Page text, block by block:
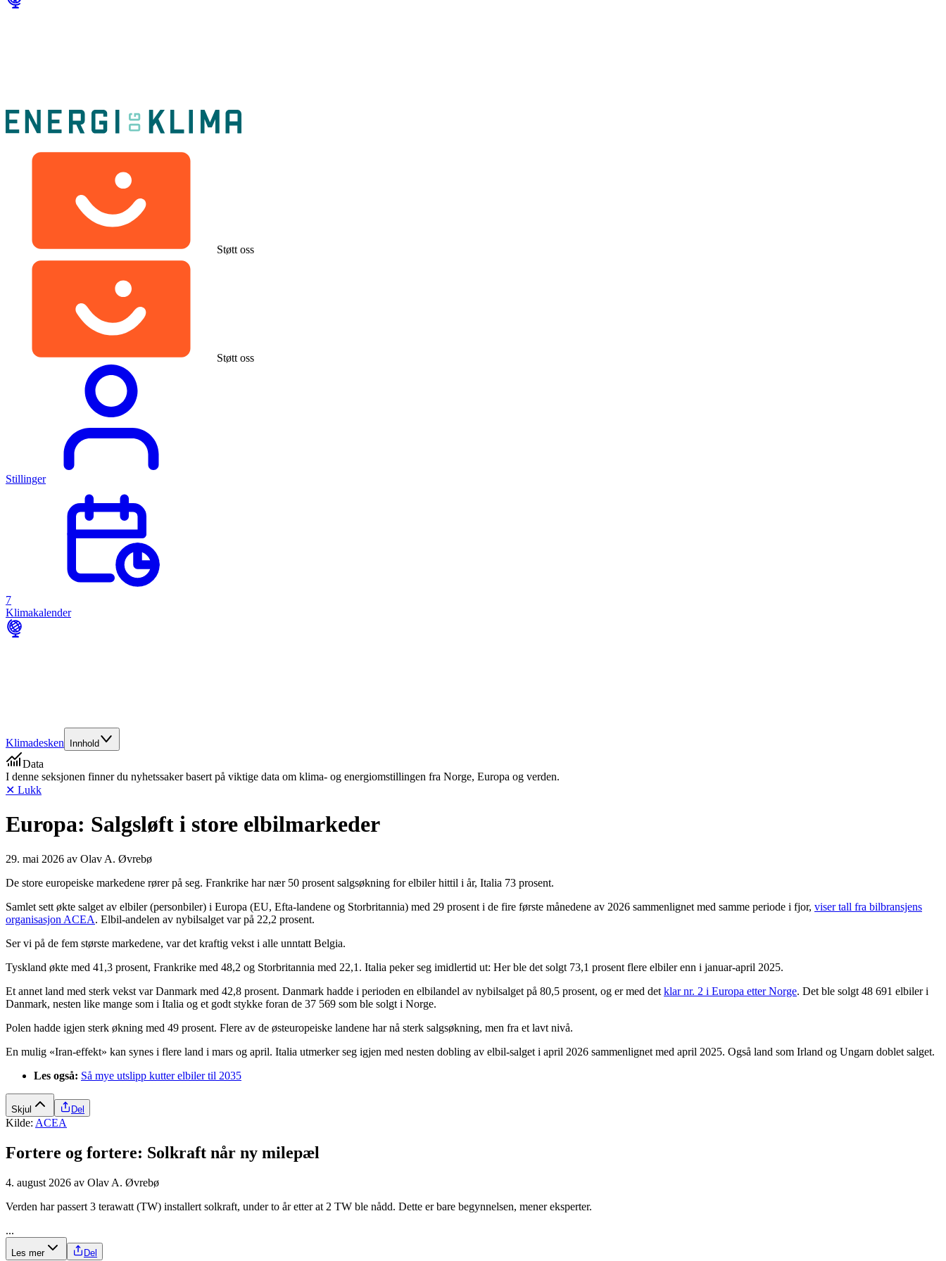
Støtt oss
Støtt oss
Stillinger
7
Klimakalender
Klimadesken Innhold
Data
I denne seksjonen finner du nyhetssaker basert på viktige data om klima- og energiomstillingen fra Norge, Europa og verden.
✕ Lukk
Europa: Salgsløft i store elbil­markeder
29. mai 2026 av Olav A. Øvrebø
De store europeiske markedene rører på seg. Frankrike har nær 50 prosent salgsøkning for elbiler hittil i år, Italia 73 prosent.
Samlet sett økte salget av elbiler (personbiler) i Europa (EU, Efta-landene og Storbritannia) med 29 prosent i de fire første månedene av 2026 sammenlignet med samme periode i fjor, viser tall fra bilbransjens
organisasjon ACEA. Elbil-andelen av nybilsalget var på 22,2 prosent.
Ser vi på de fem største markedene, var det kraftig vekst i alle unntatt Belgia.
Tyskland økte med 41,3 prosent, Frankrike med 48,2 og Storbritannia med 22,1. Italia peker seg imidlertid ut: Her ble det solgt 73,1 prosent flere elbiler enn i januar-april 2025.
Et annet land med sterk vekst var Danmark med 42,8 prosent. Danmark hadde i perioden en elbilandel av nybilsalget på 80,5 prosent, og er med det klar nr. 2 i Europa etter Norge. Det ble solgt 48 691 elbiler i
Danmark, nesten like mange som i Italia og et godt stykke foran de 37 569 som ble solgt i Norge.
Polen hadde igjen sterk økning med 49 prosent. Flere av de østeuropeiske landene har nå sterk salgsøkning, men fra et lavt nivå.
En mulig «Iran-effekt» kan synes i flere land i mars og april. Italia utmerker seg igjen med nesten dobling av elbil-salget i april 2026 sammenlignet med april 2025. Også land som Irland og Ungarn doblet salget.
Les også: Så mye utslipp kutter elbiler til 2035
Skjul Del
Kilde: ACEA
Fortere og fortere: Solkraft når ny milepæl
4. august 2026 av Olav A. Øvrebø
Verden har passert 3 terawatt (TW) installert solkraft, under to år etter at 2 TW ble nådd. Dette er bare begynnelsen, mener eksperter.
...
Les mer Del